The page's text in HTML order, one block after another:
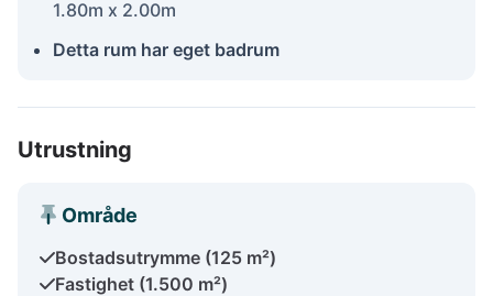
1.80m x 2.00m
Detta rum har eget badrum
Utrustning
Område
Bostadsutrymme (125 m²)
Fastighet (1.500 m²)